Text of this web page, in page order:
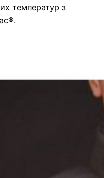
температур з